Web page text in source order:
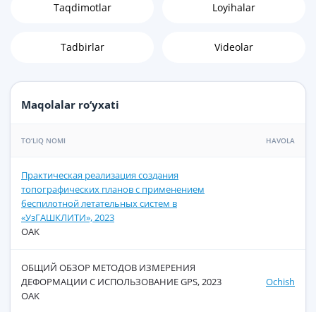
Taqdimotlar Loyihalar
Tadbirlar Videolar
Maqolalar ro‘yxati
TO‘LIQ NOMI HAVOLA
Практическая реализация создания
топографических планов с применением
беспилотной летательных систем в
«УзГАШКЛИТИ», 2023
OAK
ОБЩИЙ ОБЗОР МЕТОДОВ ИЗМЕРЕНИЯ
ДЕФОРМАЦИИ С ИСПОЛЬЗОВАНИЕ GPS, 2023
OAK
Ochish